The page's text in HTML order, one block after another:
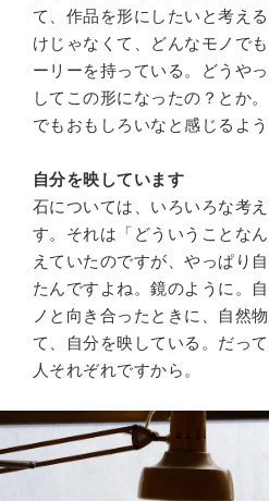
て、作品を形にしたいと考え
けじゃなくて、どんなモノで
ーリーを持っている。どうや
してこの形になったの？とか
でもおもしろいなと感じるよう
自分を映しています
石については、いろいろな考
す。それは「どういうことな
えていたのですが、やっぱり
たんですよね。鏡のように。
ノと向き合ったときに、自然
て、自分を映している。だっ
人それぞれですから。